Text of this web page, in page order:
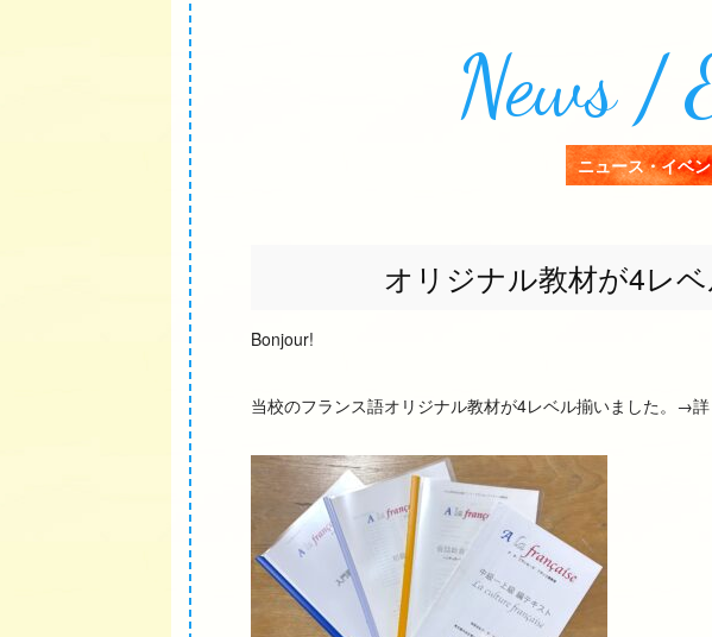
News /
ニュース・イベ
オリジナル教材が4レ
Bonjour!
当校のフランス語オリジナル教材が4レベル揃いました。→